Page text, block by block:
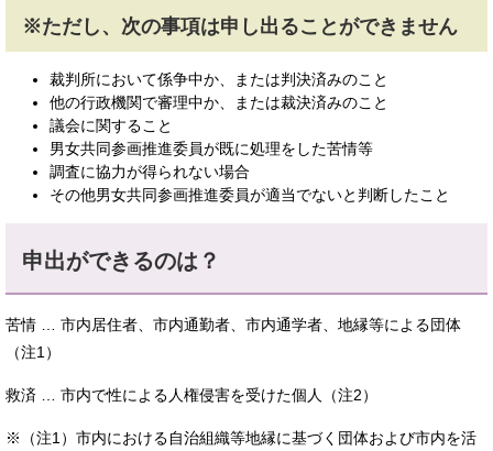
※ただし、次の事項は申し出ることができません
裁判所において係争中か、または判決済みのこと
他の行政機関で審理中か、または裁決済みのこと
議会に関すること
男女共同参画推進委員が既に処理をした苦情等
調査に協力が得られない場合
その他男女共同参画推進委員が適当でないと判断したこと
申出ができるのは？
苦情 … 市内居住者、市内通勤者、市内通学者、地縁等による団体
（注1）
救済 … 市内で性による人権侵害を受けた個人（注2）
※（注1）市内における自治組織等地縁に基づく団体および市内を活